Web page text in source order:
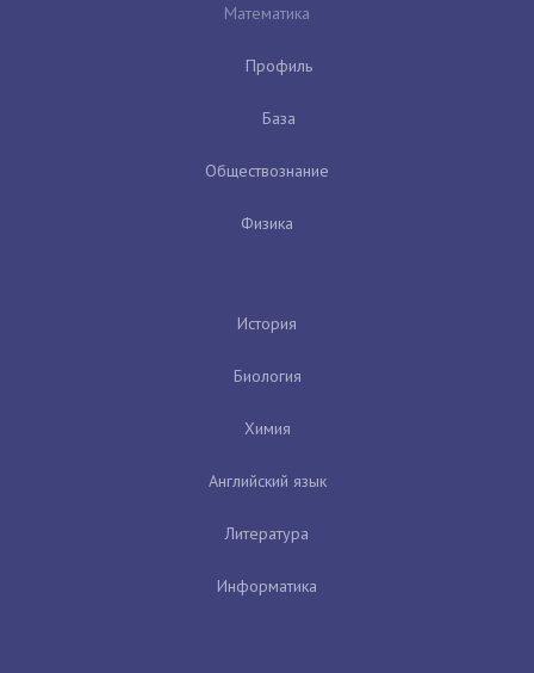
Математика
Профиль
База
Обществознание
Физика
История
Биология
Химия
Английский язык
Литература
Информатика